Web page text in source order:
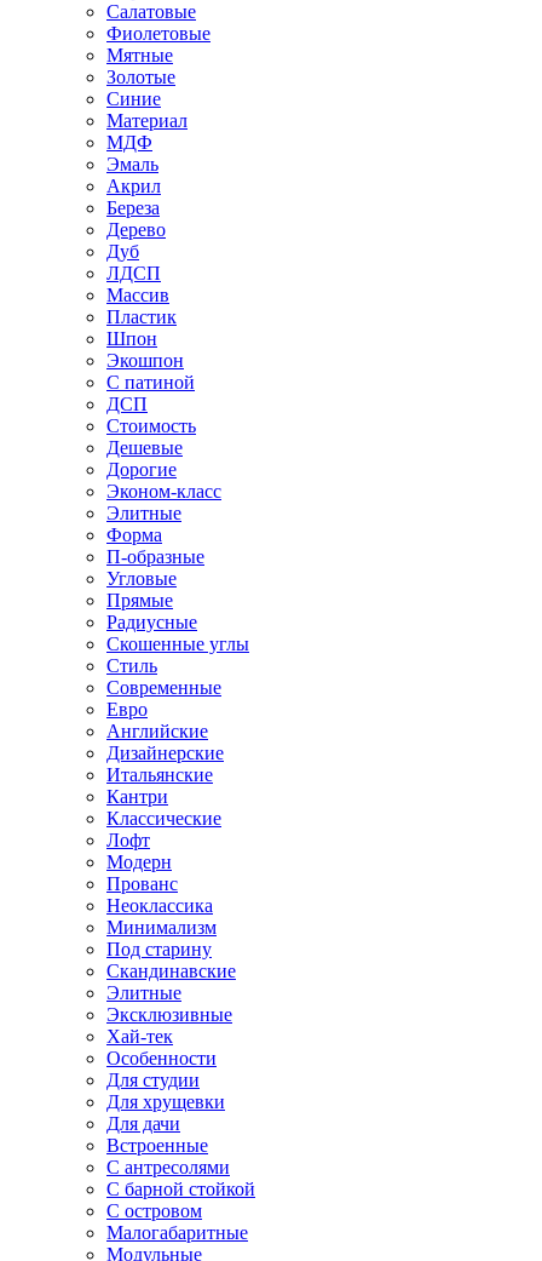
Салатовые
Фиолетовые
Мятные
Золотые
Синие
Материал
МДФ
Эмаль
Акрил
Береза
Дерево
Дуб
ЛДСП
Массив
Пластик
Шпон
Экошпон
С патиной
ДСП
Стоимость
Дешевые
Дорогие
Эконом-класс
Элитные
Форма
П-образные
Угловые
Прямые
Радиусные
Скошенные углы
Стиль
Современные
Евро
Английские
Дизайнерские
Итальянские
Кантри
Классические
Лофт
Модерн
Прованс
Неоклассика
Минимализм
Под старину
Скандинавские
Элитные
Эксклюзивные
Хай-тек
Особенности
Для студии
Для хрущевки
Для дачи
Встроенные
С антресолями
С барной стойкой
С островом
Малогабаритные
Модульные